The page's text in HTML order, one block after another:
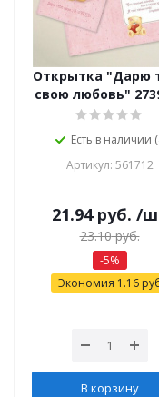
Открытка "Дарю
свою
Есть в наличии
Артикул: 561712
21.94руб. /
23.10руб.
-5%
Экономия 1.16
В корзину